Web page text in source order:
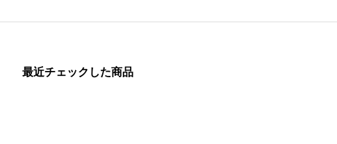
最近チェックした商品